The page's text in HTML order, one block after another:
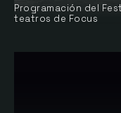
Programación del
teatros de Focus